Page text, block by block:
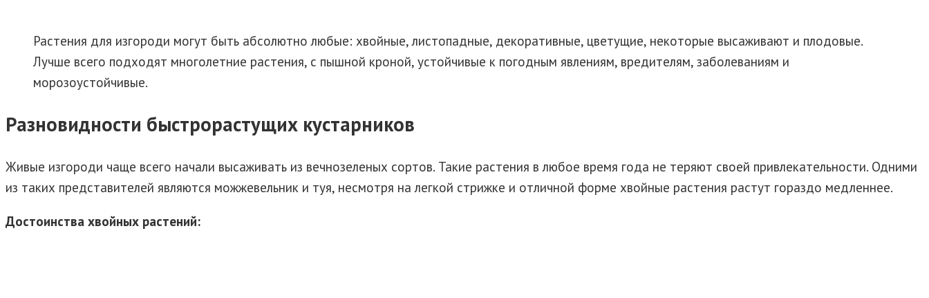
Растения для изгороди могут быть абсолютно любые: хвойные, листопадные, декоративные, цветущие, некоторые высаживают и плодовые.
Лучше всего подходят многолетние растения, с пышной кроной, устойчивые к погодным явлениям, вредителям, заболеваниям и
морозоустойчивые.
Разновидности быстрорастущих кустарников
Живые изгороди чаще всего начали высаживать из вечнозеленых сортов. Такие растения в любое время года не теряют своей привлекательности. Одними
из таких представителей являются можжевельник и туя, несмотря на легкой стрижке и отличной форме хвойные растения растут гораздо медленнее.
Достоинства хвойных растений: